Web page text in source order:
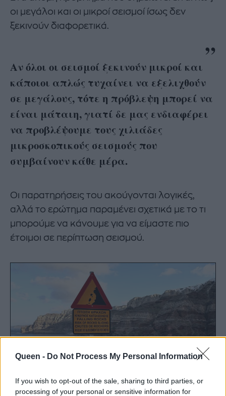
Queen - Do Not Process My Personal Information
If you wish to opt-out of the sale, sharing to third parties, or
processing of your personal or sensitive information for
οι μεγάλοι και οι μικροί σεισμοί ίσως δεν
ξεκινούν διαφορετικά.
Αν όλοι οι σεισμοί ξεκινούν μικροί και
κάποιοι απλώς τυχαίνει να εξελιχθούν
σε μεγάλους, τότε η πρόβλεψη μπορεί να
είναι μάταιη, γιατί δε μας ενδιαφέρει
να προβλέψουμε τους χιλιάδες
μικροσκοπικούς σεισμούς που
συμβαίνουν κάθε μέρα.
Οι παρατηρήσεις του ακούγονται λογικές,
αλλά το ερώτημα παραμένει σχετικά με το τι
μπορούμε να κάνουμε για να είμαστε πιο
έτοιμοι σε περίπτωση σεισμού.